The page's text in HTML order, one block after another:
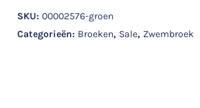
SKU: 00002576-groen
Categorieën: Broeken, Sale, Zwembroek